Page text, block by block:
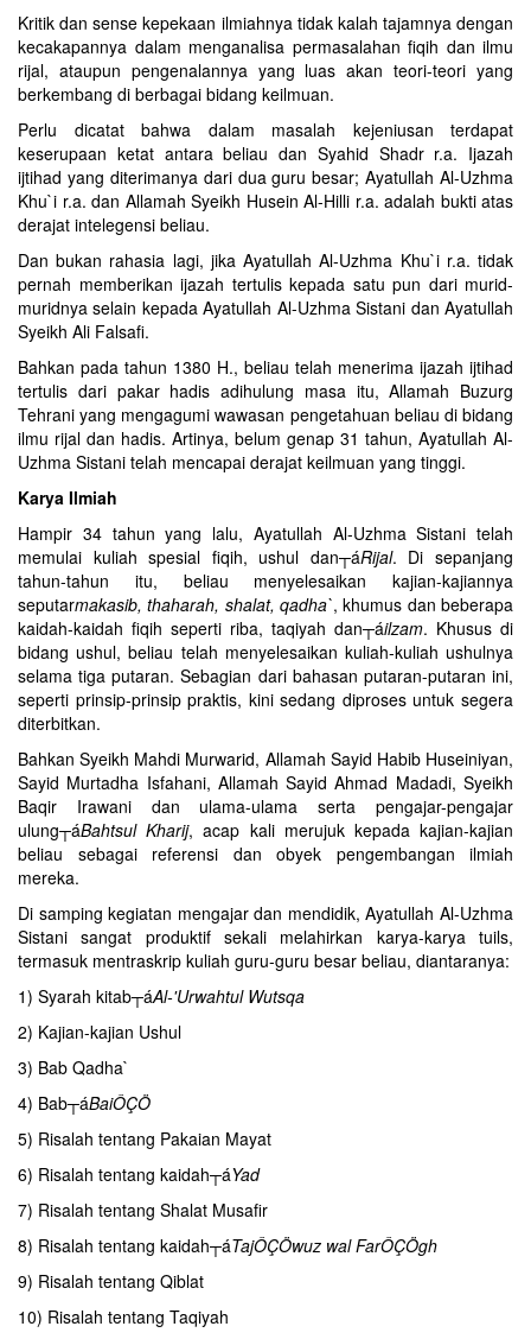
Kritik dan sense kepekaan ilmiahnya tidak kalah tajamnya dengan
kecakapannya dalam menganalisa permasalahan fiqih dan ilmu
rijal, ataupun pengenalannya yang luas akan teori-teori yang
berkembang di berbagai bidang keilmuan.
Perlu dicatat bahwa dalam masalah kejeniusan terdapat
keserupaan ketat antara beliau dan Syahid Shadr r.a. Ijazah
ijtihad yang diterimanya dari dua guru besar; Ayatullah Al-Uzhma
Khu`i r.a. dan Allamah Syeikh Husein Al-Hilli r.a. adalah bukti atas
derajat intelegensi beliau.
Dan bukan rahasia lagi, jika Ayatullah Al-Uzhma Khu`i r.a. tidak
pernah memberikan ijazah tertulis kepada satu pun dari murid-
muridnya selain kepada Ayatullah Al-Uzhma Sistani dan Ayatullah
Syeikh Ali Falsafi.
Bahkan pada tahun 1380 H., beliau telah menerima ijazah ijtihad
tertulis dari pakar hadis adihulung masa itu, Allamah Buzurg
Tehrani yang mengagumi wawasan pengetahuan beliau di bidang
ilmu rijal dan hadis. Artinya, belum genap 31 tahun, Ayatullah Al-
Uzhma Sistani telah mencapai derajat keilmuan yang tinggi.
Karya Ilmiah
Hampir 34 tahun yang lalu, Ayatullah Al-Uzhma Sistani telah
memulai kuliah spesial fiqih, ushul dan┬áRijal. Di sepanjang
tahun-tahun itu, beliau menyelesaikan kajian-kajiannya
seputarmakasib, thaharah, shalat, qadha`, khumus dan beberapa
kaidah-kaidah fiqih seperti riba, taqiyah dan┬áilzam. Khusus di
bidang ushul, beliau telah menyelesaikan kuliah-kuliah ushulnya
selama tiga putaran. Sebagian dari bahasan putaran-putaran ini,
seperti prinsip-prinsip praktis, kini sedang diproses untuk segera
diterbitkan.
Bahkan Syeikh Mahdi Murwarid, Allamah Sayid Habib Huseiniyan,
Sayid Murtadha Isfahani, Allamah Sayid Ahmad Madadi, Syeikh
Baqir Irawani dan ulama-ulama serta pengajar-pengajar
ulung┬áBahtsul Kharij, acap kali merujuk kepada kajian-kajian
beliau sebagai referensi dan obyek pengembangan ilmiah
mereka.
Di samping kegiatan mengajar dan mendidik, Ayatullah Al-Uzhma
Sistani sangat produktif sekali melahirkan karya-karya tuils,
termasuk mentraskrip kuliah guru-guru besar beliau, diantaranya:
1) Syarah kitab┬áAl-'Urwahtul Wutsqa
2) Kajian-kajian Ushul
3) Bab Qadha`
4) Bab┬áBaiÔÇÖ
5) Risalah tentang Pakaian Mayat
6) Risalah tentang kaidah┬áYad
7) Risalah tentang Shalat Musafir
8) Risalah tentang kaidah┬áTajÔÇÖwuz wal FarÔÇÖgh
9) Risalah tentang Qiblat
10) Risalah tentang Taqiyah